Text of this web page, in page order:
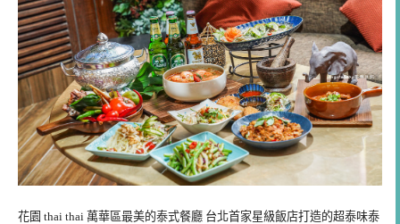
花園 thai thai 萬華區最美的泰式餐廳 台北首家星級飯店打造的超泰味泰